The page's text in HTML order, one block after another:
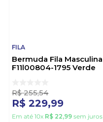
FILA
Bermuda Fila Masculina
F11l00804-1795 Verde
R$ 255,54
R$ 229,99
Em até 10x R$ 22,99 sem juros